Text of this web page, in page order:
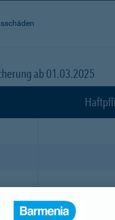
ab 01.03.2025